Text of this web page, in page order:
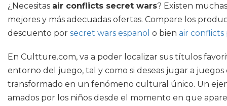
¿Necesitas air conflicts secret wars? Existen
mejores y más adecuadas ofertas. Compare los
descuento por secret wars espanol o bien air conflicts
En Cultture.com, va a poder localizar sus títulos
entorno del juego, tal y como si deseas jugar a
transformado en un fenómeno cultural único. Un
amados por los niños desde el momento en que